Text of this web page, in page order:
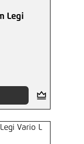
Legi